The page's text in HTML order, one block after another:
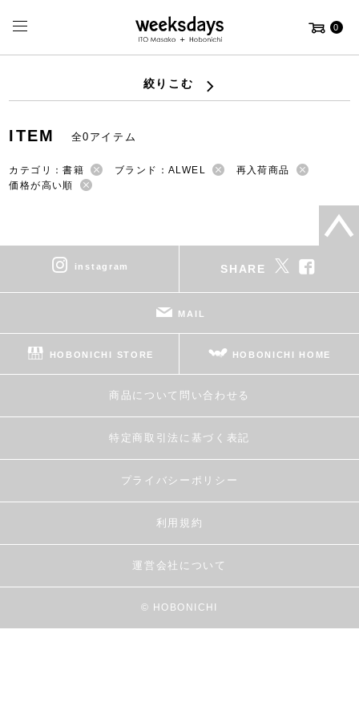
0
絞りこむ
ITEM 全0アイテム
カテゴリ：書籍 ブランド：ALWEL
再入荷商品
価格が高い順
instagram SHARE
MAIL
HOBONICHI STORE HOBONICHI HOME
商品について問い合わせる
特定商取引法に基づく表記
プライバシーポリシー
利用規約
運営会社について
© HOBONICHI